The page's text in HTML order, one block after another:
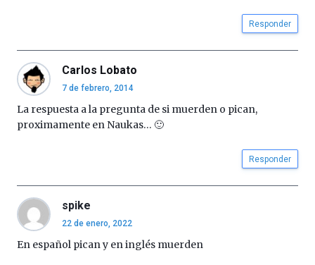
Responder
Carlos Lobato
7 de febrero, 2014
La respuesta a la pregunta de si muerden o pican,
proximamente en Naukas… 🙂
Responder
spike
22 de enero, 2022
En español pican y en inglés muerden